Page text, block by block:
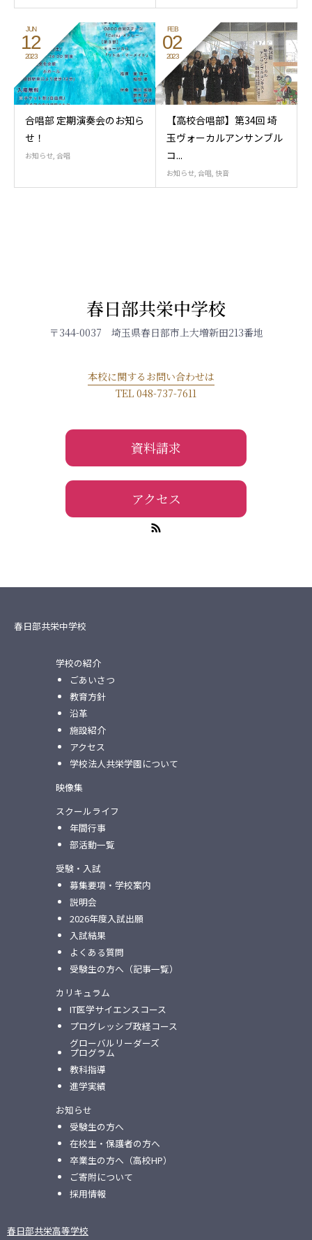
JUN
12
2023
合唱部 定期演奏会のお知ら
せ！
お知らせ 合唱
FEB
02
2023
【高校合唱部】第34回 埼
玉ヴォーカルアンサンブル
コ...
お知らせ 合唱 快音
春日部共栄中学校
〒344-0037 埼玉県春日部市上大増新田213番地
本校に関するお問い合わせは
TEL 048-737-7611
資料請求
アクセス
春日部共栄中学校
学校の紹介
ごあいさつ
教育方針
沿革
施設紹介
アクセス
学校法人共栄学園について
映像集
スクールライフ
年間行事
部活動一覧
受験・入試
募集要項・学校案内
説明会
2026年度入試出願
入試結果
よくある質問
受験生の方へ（記事一覧）
カリキュラム
IT医学サイエンスコース
プログレッシブ政経コース
グローバルリーダーズ
プログラム
教科指導
進学実績
お知らせ
受験生の方へ
在校生・保護者の方へ
卒業生の方へ（高校HP）
ご寄附について
採用情報
春日部共栄高等学校